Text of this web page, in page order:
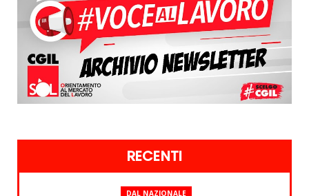
RECENTI
DAL NAZIONALE